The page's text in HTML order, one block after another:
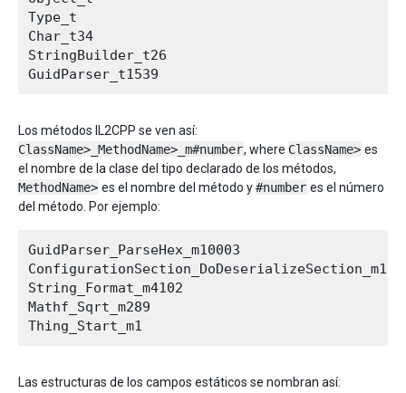
Type_t
Char_t34
StringBuilder_t26
Los métodos IL2CPP se ven así:
ClassName>_MethodName>_m#number, where ClassName> es
el nombre de la clase del tipo declarado de los métodos,
MethodName> es el nombre del método y#number es el número
del método. Por ejemplo:
GuidParser_ParseHex_m10003
String_Format_m4102
Mathf_Sqrt_m289
Las estructuras de los campos estáticos se nombran así: